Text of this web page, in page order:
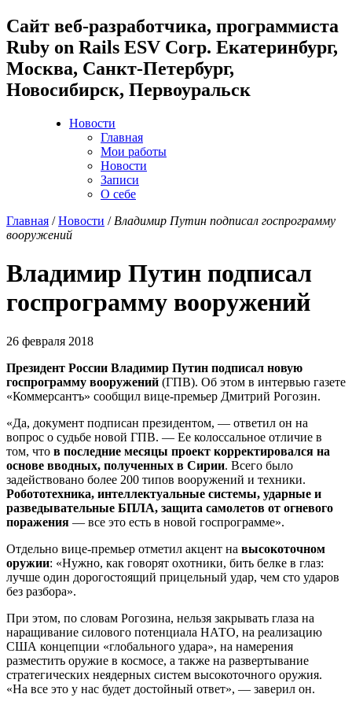
Cайт веб-разработчика, программиста
Ruby on Rails ESV Corp. Екатеринбург,
Москва, Санкт-Петербург,
Новосибирск, Первоуральск
Новости
Главная
Мои работы
Новости
Записи
О себе
Главная /Новости / Владимир Путин подписал госпрограмму
вооружений
Владимир Путин подписал
госпрограмму вооружений
26 февраля 2018
Президент России Владимир Путин подписал новую
госпрограмму вооружений (ГПВ). Об этом в интервью газете
«Коммерсантъ» сообщил вице-премьер Дмитрий Рогозин.
«Да, документ подписан президентом, — ответил он на
вопрос о судьбе новой ГПВ. — Ее колоссальное отличие в
том, что в последние месяцы проект корректировался на
основе вводных, полученных в Сирии. Всего было
задействовано более 200 типов вооружений и техники.
Робототехника, интеллектуальные системы, ударные и
разведывательные БПЛА, защита самолетов от огневого
поражения — все это есть в новой госпрограмме».
Отдельно вице-премьер отметил акцент на высокоточном
оружии: «Нужно, как говорят охотники, бить белке в глаз:
лучше один дорогостоящий прицельный удар, чем сто ударов
без разбора».
При этом, по словам Рогозина, нельзя закрывать глаза на
наращивание силового потенциала НАТО, на реализацию
США концепции «глобального удара», на намерения
разместить оружие в космосе, а также на развертывание
стратегических неядерных систем высокоточного оружия.
«На все это у нас будет достойный ответ», — заверил он.